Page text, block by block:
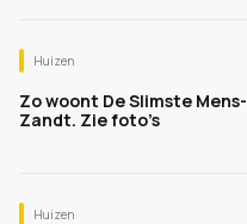
Huizen
Zo woont De Slimste
Zandt. Zie foto’s
Huizen